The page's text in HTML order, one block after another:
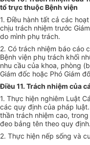
tổ trực thuộc Bệnh viện
1. Điều hành tất cả các
chịu trách nhiệm trước
do mình phụ trách.
2. Có trách nhiệm báo cáo
Bệnh viện phụ trách khối
nhu cầu của khoa, phòng
Giám đốc hoặc Phó Giám
Điều 11. Trách nhiệm của
1. Thực hiện nghiêm Luật
các quy định của pháp
thần trách nhiệm cao,
đeo bảng tên theo quy định.
2. Thực hiện nếp sống và